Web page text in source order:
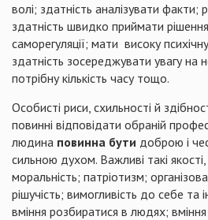
волі; здатність аналізувати факти;
здатність швидко приймати
саморегуляції; мати високу
здатність зосереджувати увагу на
потрібну кількість часу тощо.
Особисті риси, схильності й
повинні відповідати обраній
людина повинна бути доброю і
сильною духом. Важливі такі
моральність; патріотизм;
рішучість; вимогливість до себе та
вміння розбиратися в людях;